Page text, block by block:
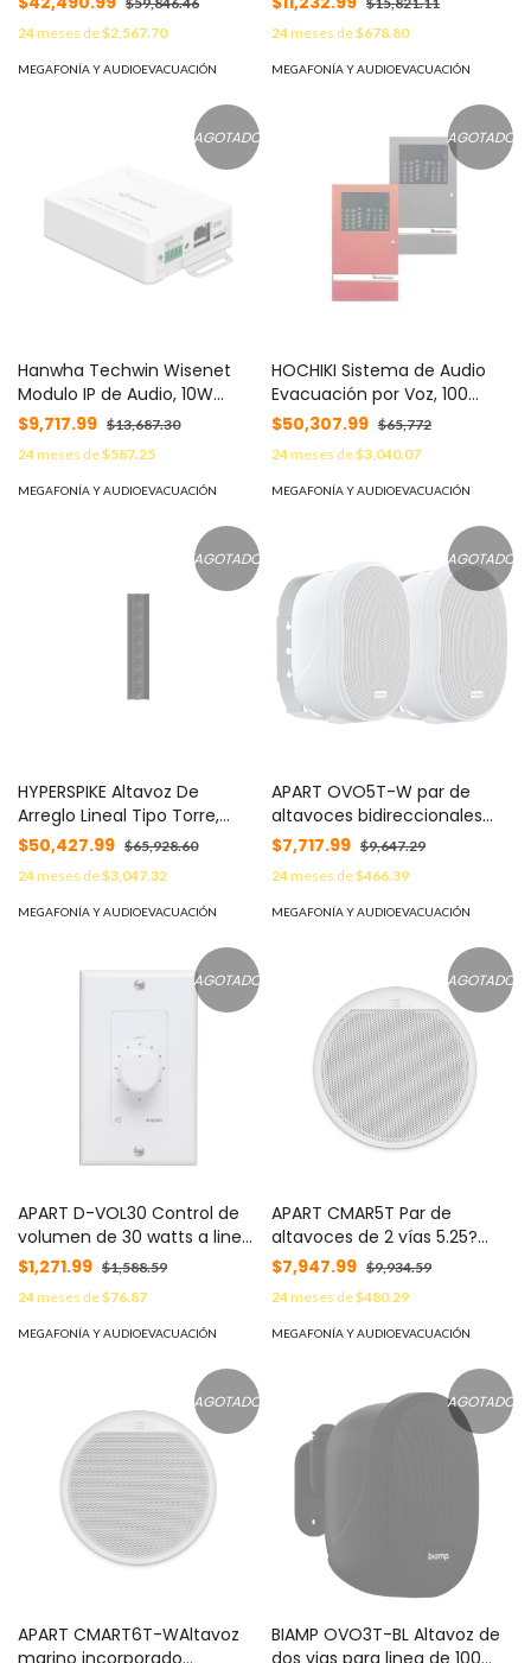
ohms 70/100V MOD: P21000A
24meses de$2,567.70
MEGAFONÍA Y AUDIOEVACUACIÓN
integración con sistema
Hanwha / SIP, IPv4, HTTP,
DNS, NTP, TCP, UDP, ARP.
24meses de$678.80
MEGAFONÍA Y AUDIOEVACUACIÓN
AGOTADO
Hanwha Techwin Wisenet
Modulo IP de Audio, 10W
soporta memoria Microsd
sunapi, ONVIF, SIP MOD: SPA-
D1000
$9,717.99 $13,687.30
24meses de$587.25
MEGAFONÍA Y AUDIOEVACUACIÓN
AGOTADO
HOCHIKI Sistema de Audio
Evacuación por Voz, 100
Watts, Hasta 6 Canales
Distribuidos (0100-03672)
MOD: FNV-100
$50,307.99 $65,772
24meses de$3,040.07
MEGAFONÍA Y AUDIOEVACUACIÓN
AGOTADO
HYPERSPIKE Altavoz De
Arreglo Lineal Tipo Torre,
187°H/21°V, Con 8 Bocinas
Alta Fidelidad, Ideal Para
Entornos Reverberantes,
Consumo 80W, Color Negro,
LineWave MOD: 90243A-
$50,427.99 $65,928.60
24meses de$3,047.32
MEGAFONÍA Y AUDIOEVACUACIÓN
AGOTADO
APART OVO5T-W par de
altavoces bidireccionales
para linea de 70/100 volts y
16 ohms, color blanco
$7,717.99 $9,647.29
24meses de$466.39
MEGAFONÍA Y AUDIOEVACUACIÓN
AGOTADO
APART D-VOL30 Control de
volumen de 30 watts a linea
de 70 volts con rel de
$1,271.99 $1,588.59
24meses de$76.87
MEGAFONÍA Y AUDIOEVACUACIÓN
AGOTADO
APART CMAR5T Par de
altavoces de 2 vías 5.25?
empotrable para
aplicaciones marítimas
$7,947.99 $9,934.59
24meses de$480.29
MEGAFONÍA Y AUDIOEVACUACIÓN
AGOTADO
APART CMART6T-WAltavoz
AGOTADO
BIAMP OVO3T-BL Altavoz de